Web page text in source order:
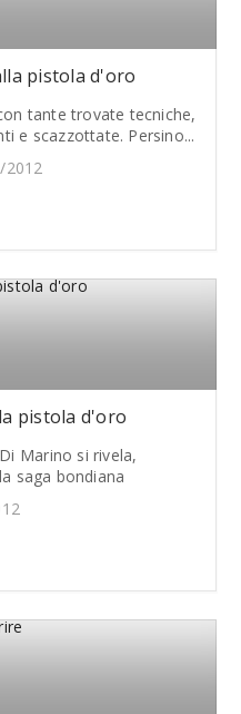
pistola d'oro
tante trovate tecniche,
e scazzottate. Persino...
2012
pistola d'oro
Marino si rivela,
saga bondiana